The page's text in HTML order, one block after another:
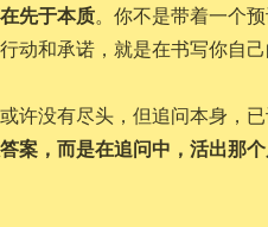
先于本质。你不是带着一个
动和承诺，就是在书写你自己
许没有尽头，但追问本身，已
案，而是在追问中，活出那